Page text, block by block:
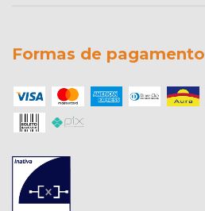
Formas de pagamento